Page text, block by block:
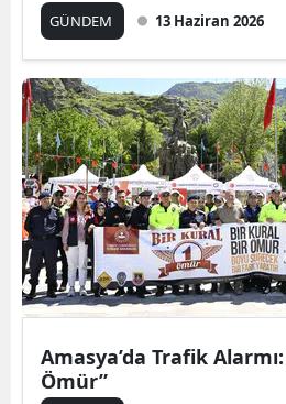
GÜNDEM 13 Haziran 2026
Amasya’da Trafik
Ömür”